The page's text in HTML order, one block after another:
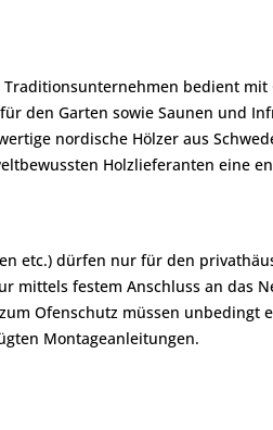
bedient
den Garten sowie Saunen und
nordische Hölzer aus
Holzlieferanten eine
etc.) dürfen nur für den
festem Anschluss an das
Ofenschutz müssen unbedingt
Montageanleitungen.